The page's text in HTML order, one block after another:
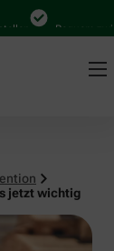
Bequem
jetzt wichtig